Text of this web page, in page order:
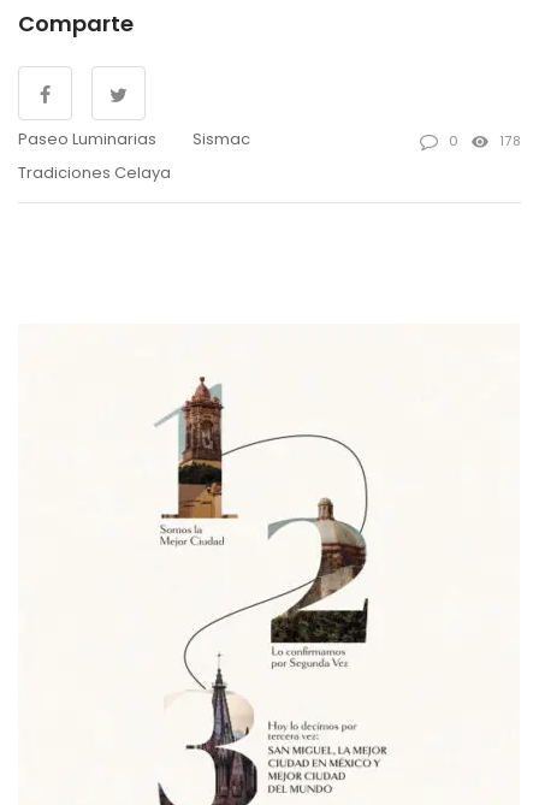
Comparte
Paseo Luminarias
Sismac
Tradiciones Celaya
0 178